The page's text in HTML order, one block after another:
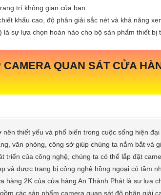
trí không gian của bạn.
khấu cao, độ phân giải sắc nét và khả năng
là sự lựa chọn hoàn hảo cho bộ sản phẩm thiết bị
CAMERA QUAN SÁT CỬA
thiết yếu và phổ biến trong cuộc sống hiện
văn phòng, công sở giúp chúng ta nắm bắt và
triển của công nghệ, chúng ta có thể lắp đặt
và được trang bị công nghệ hồng ngoại có tầm
hàng 2K của cửa hàng An Thành Phát là sự lựa
các sản phẩm camera quan sát độ phân giải